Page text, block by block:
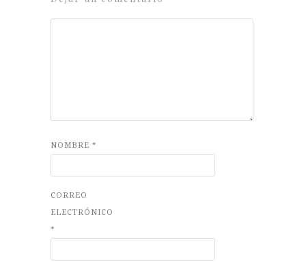
NOMBRE *
CORREO
ELECTRÓNICO
*